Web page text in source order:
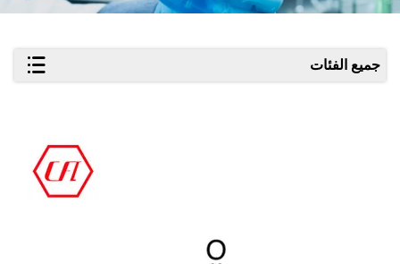
جميع الفئات